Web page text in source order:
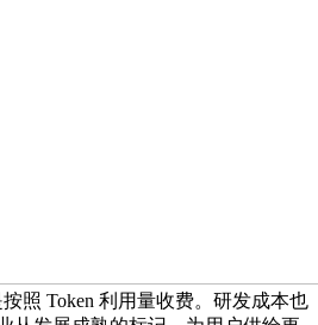
照 Token 利用量收费。研发成本也